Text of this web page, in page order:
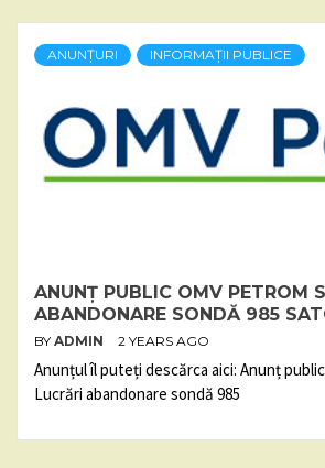
ANUNȚURI INFORMAȚII PUBLICE
ANUNȚ PUBLIC OMV PETROM
ABANDONARE SONDĂ 985
BY ADMIN 2 YEARS AGO
Anunțul îl puteți descărca aici: Anunț public
Lucrări abandonare sondă 985